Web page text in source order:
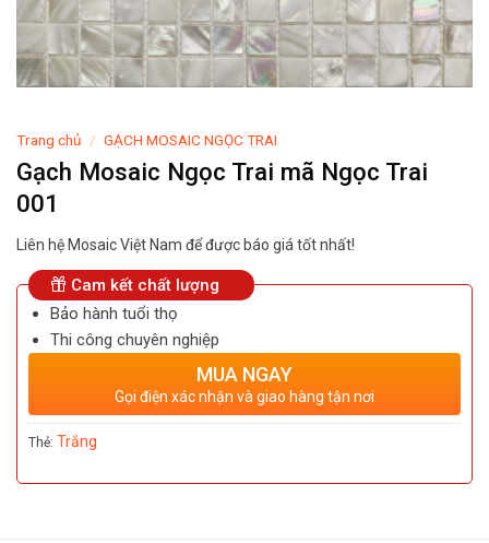
Trang chủ / GẠCH MOSAIC NGỌC TRAI
Gạch Mosaic Ngọc Trai mã Ngọc Trai
001
Liên hệ Mosaic Việt Nam để được báo giá tốt nhất!
Cam kết chất lượng
Bảo hành tuổi thọ
Thi công chuyên nghiệp
MUA NGAY
Gọi điện xác nhận và giao hàng tận nơi
Thẻ: Trắng